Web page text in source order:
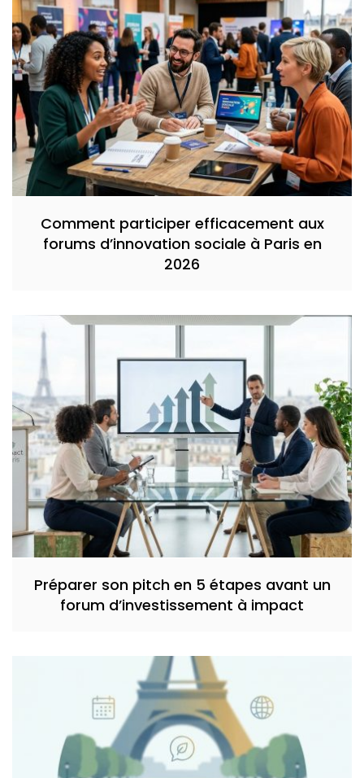
Comment participer efficacement aux
forums d’innovation sociale à Paris en
2026
Préparer son pitch en 5 étapes avant un
forum d’investissement à impact